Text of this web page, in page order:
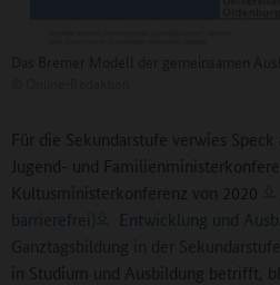
Für die Sekundarstufe verwies Speck
Jugend- und
Kultusministerkonferenz von 2020
barrierefrei)
Entwicklung und
Ganztagsbildung in der
in Studium und Ausbildung betrifft,